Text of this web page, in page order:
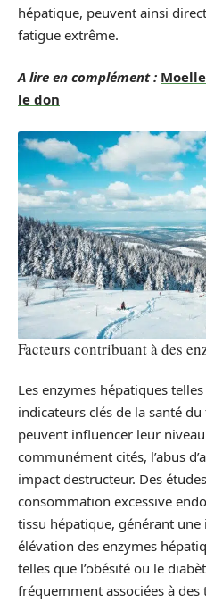
hépatique, peuvent ainsi
fatigue extrême.
A lire en complément :
le don
Facteurs contribuant à des
Les enzymes hépatiques
indicateurs clés de la santé
peuvent influencer leur
communément cités, l’abus
impact destructeur. Des
consommation excessive
tissu hépatique, générant
élévation des enzymes
telles que l’obésité ou le
fréquemment associées à des